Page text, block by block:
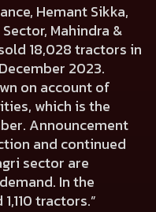
Hemant Sikka,
Mahindra &
18,028 tractors in
2023.
on account of
which is the
Announcement
and continued
sector are
In the
1,110tractors.”